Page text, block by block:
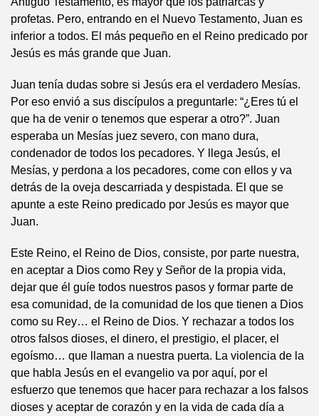
profetas. Pero, entrando en el Nuevo Testamento, Juan es
inferior a todos. El más pequeño en el Reino predicado por
Jesús es más grande que Juan.
Juan tenía dudas sobre si Jesús era el verdadero Mesías.
Por eso envió a sus discípulos a preguntarle: “¿Eres tú el
que ha de venir o tenemos que esperar a otro?”. Juan
esperaba un Mesías juez severo, con mano dura,
condenador de todos los pecadores. Y llega Jesús, el
Mesías, y perdona a los pecadores, come con ellos y va
detrás de la oveja descarriada y despistada. El que se
apunte a este Reino predicado por Jesús es mayor que
Juan.
Este Reino, el Reino de Dios, consiste, por parte nuestra,
en aceptar a Dios como Rey y Señor de la propia vida,
dejar que él guíe todos nuestros pasos y formar parte de
esa comunidad, de la comunidad de los que tienen a Dios
como su Rey… el Reino de Dios. Y rechazar a todos los
otros falsos dioses, el dinero, el prestigio, el placer, el
egoísmo… que llaman a nuestra puerta. La violencia de la
que habla Jesús en el evangelio va por aquí, por el
esfuerzo que tenemos que hacer para rechazar a los falsos
dioses y aceptar de corazón y en la vida de cada día a